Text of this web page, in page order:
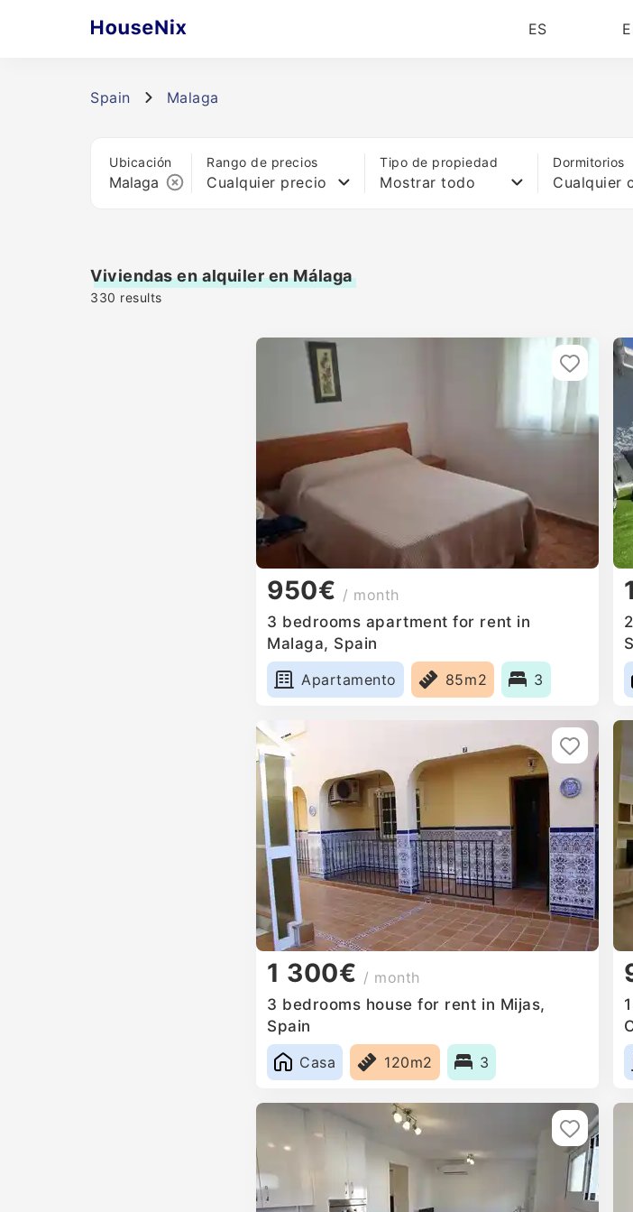
ES
Spain Malaga
Ubicación Rango de precios
Cualquier precio
Tipo de propiedad
Mostrar todo
Dormitorios
Viviendas en alquiler en Málaga
330 results
950€ / month
3 bedrooms apartment for rent in
Malaga, Spain
Apartamento
85m2 3
1 300€ / month
3 bedrooms house for rent in Mijas,
Spain
Casa
120m2 3